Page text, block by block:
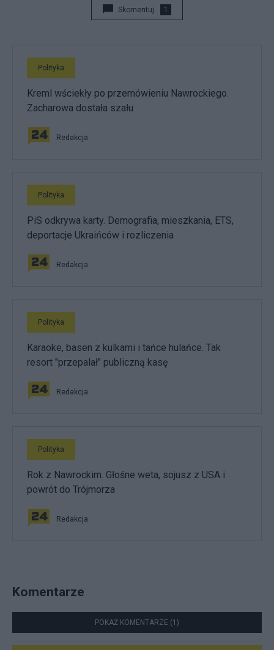
Skomentuj 1
Polityka
Kreml wściekły po przemówieniu Nawrockiego.
Zacharowa dostała szału
Redakcja
Polityka
PiS odkrywa karty. Demografia, mieszkania, ETS,
deportacje Ukraińców i rozliczenia
Redakcja
Polityka
Karaoke, basen z kulkami i tańce hulańce. Tak
resort "przepalał" publiczną kasę
Redakcja
Polityka
Rok z Nawrockim. Głośne weta, sojusz z USA i
powrót do Trójmorza
Redakcja
Komentarze
POKAŻ KOMENTARZE (1)